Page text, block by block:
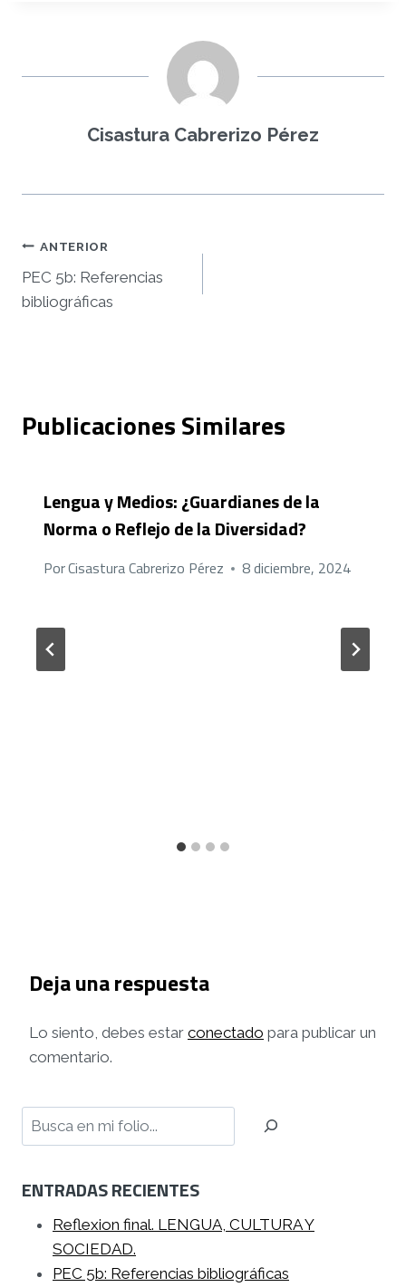
Cisastura Cabrerizo Pérez
Navegación
de
ANTERIOR
PEC 5b: Referencias
bibliográficas
Publicaciones Similares
Lengua y Medios: ¿Guardianes de la
Norma o Reflejo de la Diversidad?
PorCisastura Cabrerizo Pérez 8 diciembre, 2024
Deja una respuesta
Lo siento, debes estar conectado para publicar un
comentario.
Buscar
ENTRADAS RECIENTES
Reflexion final. LENGUA, CULTURA Y
SOCIEDAD.
PEC 5b: Referencias bibliográficas